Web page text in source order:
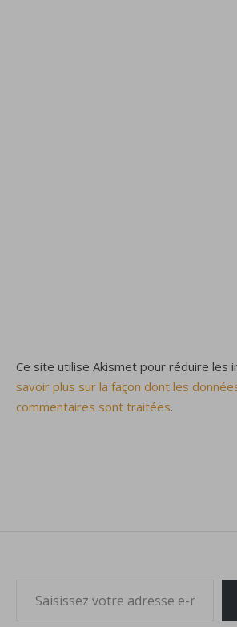
Ce site utilise Akismet pour réduire les
savoir plus sur la façon dont les
commentaires sont traitées.